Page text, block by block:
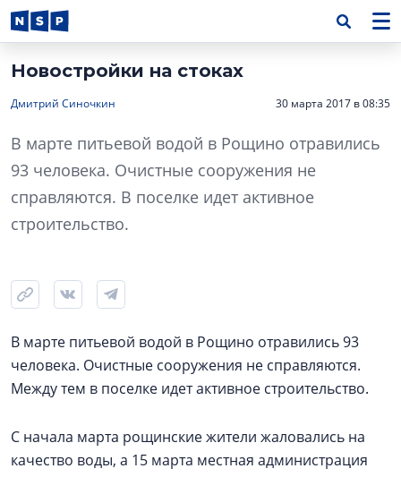
Новостройки на стоках
Дмитрий Синочкин 30 марта 2017 в 08:35
В марте питьевой водой в Рощино отравились
93 человека. Очистные сооружения не
справляются. В поселке идет активное
строительство.
В марте питьевой водой в Рощино отравились 93
человека. Очистные сооружения не справляются.
Между тем в поселке идет активное строительство.
С начала марта рощинские жители жаловались на
качество воды, а 15 марта местная администрация